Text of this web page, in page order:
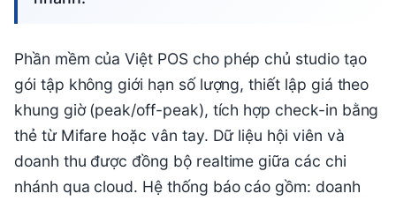
Phần mềm của Việt POS cho phép chủ studio tạo
gói tập không giới hạn số lượng, thiết lập giá theo
khung giờ (peak/off-peak), tích hợp check-in bằng
thẻ từ Mifare hoặc vân tay. Dữ liệu hội viên và
doanh thu được đồng bộ realtime giữa các chi
nhánh qua cloud. Hệ thống báo cáo gồm: doanh